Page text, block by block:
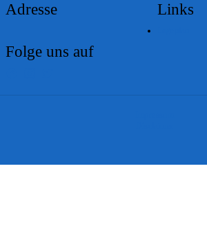
Adresse Links
Folge uns auf